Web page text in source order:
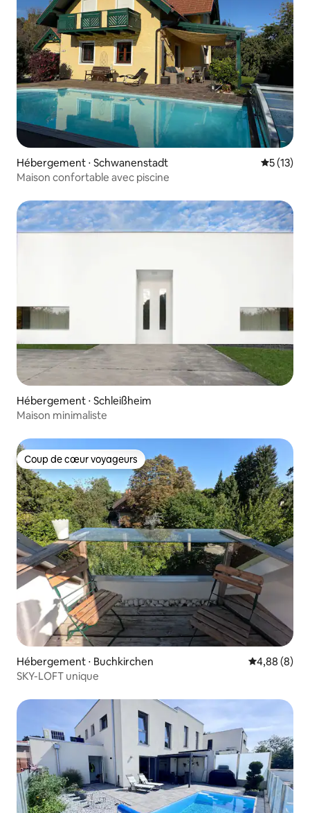
Hébergement ⋅ Schwanenstadt
5 (13)
Maison confortable avec piscine
Hébergement ⋅ Schleißheim
Maison minimaliste
Coup de cœur voyageurs
Coup de cœur voyageurs
Hébergement ⋅ Buchkirchen Évaluation
4,88 (8)
SKY-LOFT unique